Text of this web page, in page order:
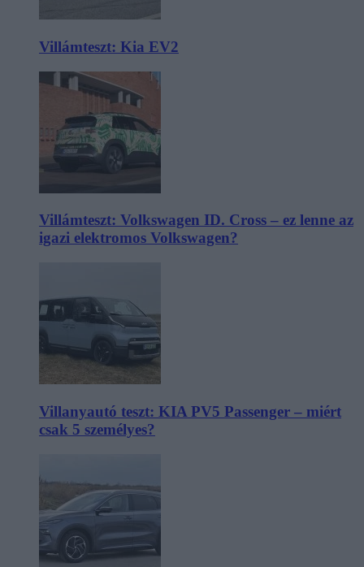
Villámteszt: Kia EV2
Villámteszt: Volkswagen ID. Cross – ez lenne az
igazi elektromos Volkswagen?
Villanyautó teszt: KIA PV5 Passenger – miért
csak 5 személyes?